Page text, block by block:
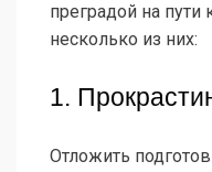
преградой на
несколько из них:
1.
Отложить